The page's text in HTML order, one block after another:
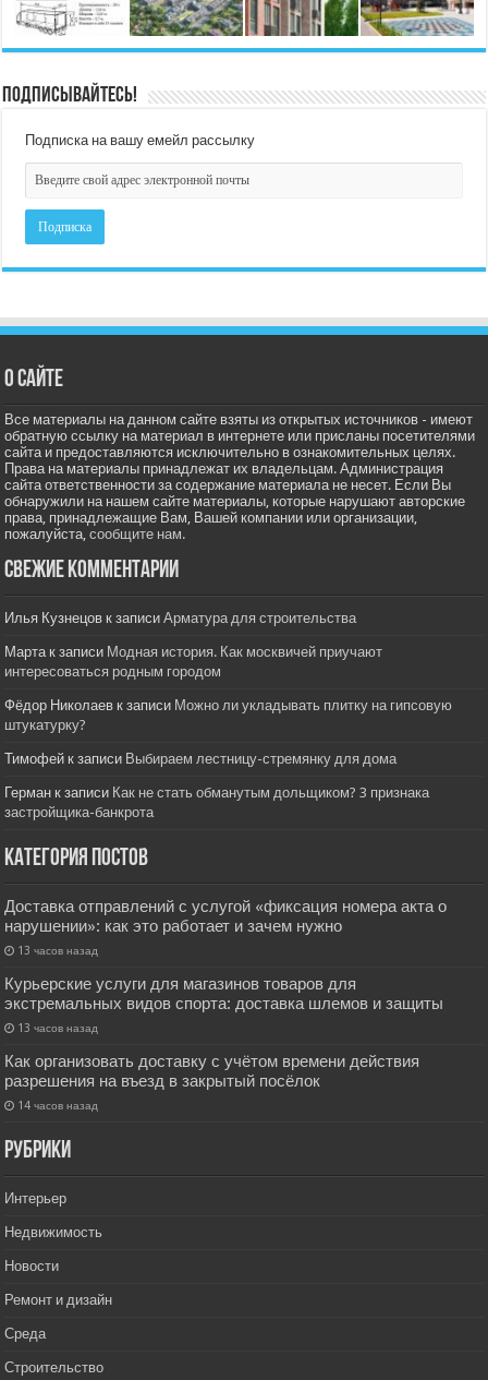
Подписывайтесь!
Подписка на вашу емейл рассылку
О сайте
Все материалы на данном сайте взяты из открытых источников - имеют
обратную ссылку на материал в интернете или присланы посетителями
сайта и предоставляются исключительно в ознакомительных целях.
Права на материалы принадлежат их владельцам. Администрация
сайта ответственности за содержание материала не несет. Если Вы
обнаружили на нашем сайте материалы, которые нарушают авторские
права, принадлежащие Вам, Вашей компании или организации,
пожалуйста,сообщите нам.
Свежие комментарии
Илья Кузнецов к записиАрматура для строительства
Марта к записи Модная история. Как москвичей приучают
интересоваться родным городом
Фёдор Николаев к записи Можно ли укладывать плитку на гипсовую
штукатурку?
Тимофей к записи Выбираем лестницу-стремянку для дома
Герман к записи Как не стать обманутым дольщиком? 3 признака
застройщика-банкрота
Категория постов
Доставка отправлений с услугой «фиксация номера акта о
нарушении»: как это работает и зачем нужно
13 часов назад
Курьерские услуги для магазинов товаров для
экстремальных видов спорта: доставка шлемов и защиты
13 часов назад
Как организовать доставку с учётом времени действия
разрешения на въезд в закрытый посёлок
14 часов назад
РУбрики
Интерьер
Недвижимость
Новости
Ремонт и дизайн
Среда
Строительство